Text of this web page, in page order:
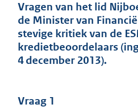
d
s
g
r
o
Vragen van het lid
de Minister van
stevige kritiek van de
kredietbeoordelaars
4 december 2013).
Vraag 1